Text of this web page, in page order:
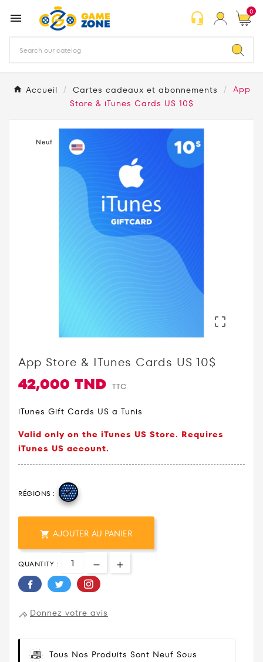
 headset_mic 0
Accueil Cartes cadeaux et abonnements
App
Store & iTunes Cards US 10$
Neuf

App Store & ITunes Cards US 10$
42,000 TND TTC
iTunes Gift Cards US a Tunis
Valid only on the iTunes US Store. Requires
iTunes US account.
RÉGIONS : 
 AJOUTER AU PANIER
QUANTITY :
Donnez votre avis
Tous Nos Produits Sont Neuf Sous